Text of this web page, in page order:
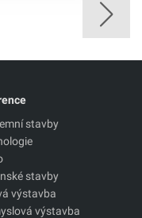
stavby
stavby
výstavba
výstavba